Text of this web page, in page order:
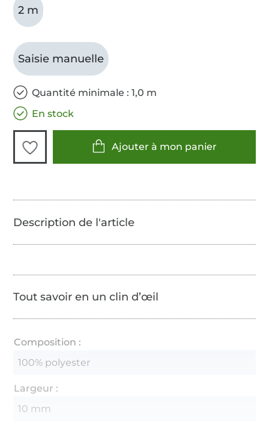
2 m
Saisie manuelle
Quantité minimale : 1,0 m
En stock
Ajouter à mon panier
Tout savoir en un clin d’œil
Composition :
100% polyester
Largeur :
10 mm